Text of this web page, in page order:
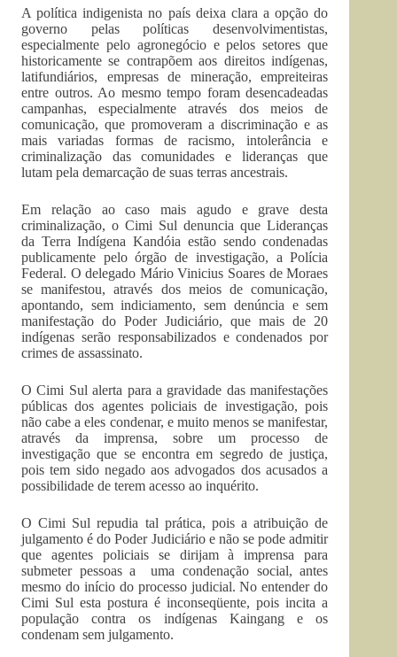
A política indigenista no país deixa clara a opção do
governo pelas políticas desenvolvimentistas,
especialmente pelo agronegócio e pelos setores que
historicamente se contrapõem aos direitos indígenas,
latifundiários, empresas de mineração, empreiteiras
entre outros. Ao mesmo tempo foram desencadeadas
campanhas, especialmente através dos meios de
comunicação, que promoveram a discriminação e as
mais variadas formas de racismo, intolerância e
criminalização das comunidades e lideranças que
lutam pela demarcação de suas terras ancestrais.
Em relação ao caso mais agudo e grave desta
criminalização, o Cimi Sul denuncia que Lideranças
da Terra Indígena Kandóia estão sendo condenadas
publicamente pelo órgão de investigação, a Polícia
Federal. O delegado Mário Vinicius Soares de Moraes
se manifestou, através dos meios de comunicação,
apontando, sem indiciamento, sem denúncia e sem
manifestação do Poder Judiciário, que mais de 20
indígenas serão responsabilizados e condenados por
crimes de assassinato.
O Cimi Sul alerta para a gravidade das manifestações
públicas dos agentes policiais de investigação, pois
não cabe a eles condenar, e muito menos se manifestar,
através da imprensa, sobre um processo de
investigação que se encontra em segredo de justiça,
pois tem sido negado aos advogados dos acusados a
possibilidade de terem acesso ao inquérito.
O Cimi Sul repudia tal prática, pois a atribuição de
julgamento é do Poder Judiciário e não se pode admitir
que agentes policiais se dirijam à imprensa para
submeter pessoas a uma condenação social, antes
mesmo do início do processo judicial. No entender do
Cimi Sul esta postura é inconseqüente, pois incita a
população contra os indígenas Kaingang e os
condenam sem julgamento.